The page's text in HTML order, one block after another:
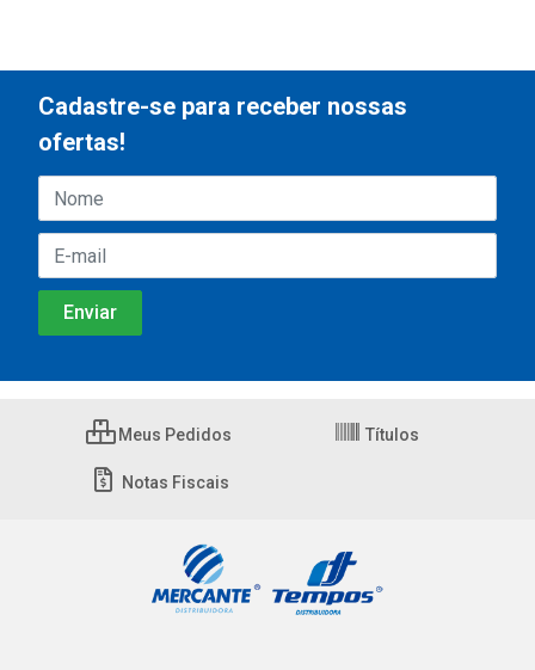
Cadastre-se para receber nossas
ofertas!
Meus Pedidos Títulos
Notas Fiscais